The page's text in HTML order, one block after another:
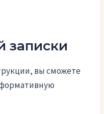
записки
вы сможете